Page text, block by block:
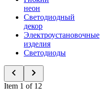
неон
Светодиодный
декор
Электроустановочные
изделия
Светодиоды
Item 1 of 12